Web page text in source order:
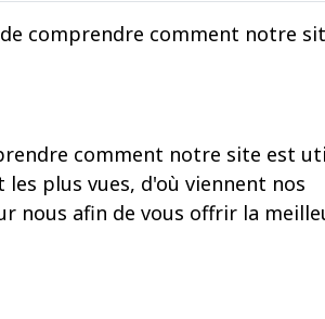
comprendre comment notre
comment notre site est
les plus vues, d'où viennent nos
nous afin de vous offrir la